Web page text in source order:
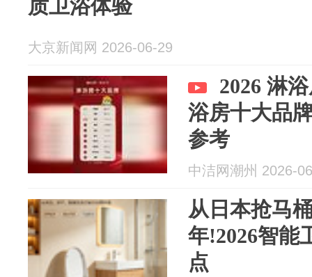
质卫浴体验
大京新闻网 2026-06-29
2026 淋
浴房十大品
参考
中洁网潮州 2026-
从日本抢马
年!2026智能
点